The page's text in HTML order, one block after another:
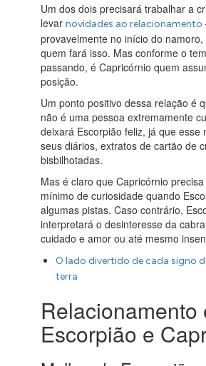
Um dos dois precisará trabalhar a
levarnovidades ao relacionamento
provavelmente no início do
quem fará isso. Mas conforme o
passando, é Capricórnio quem
posição.
Um ponto positivo dessa relação é
não é uma pessoa extremamente
deixará Escorpião feliz, já que esse
seus diários, extratos de cartão de
bisbilhotadas.
Mas é claro que Capricórnio
mínimo de curiosidade quando
algumas pistas. Caso contrário,
interpretará o desinteresse da
cuidado e amor ou até mesmo
O lado divertido de cada signo
terra
Relacionamento
Escorpião e